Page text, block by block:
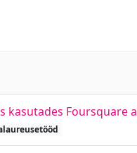
kasutades Foursquare